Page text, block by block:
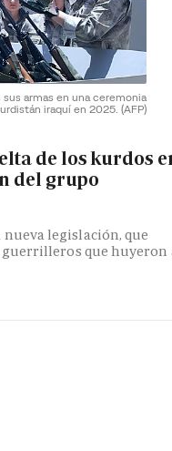
armas en una ceremonia
iraquí en 2025. (AFP)
de los kurdos
del grupo
legislación, que
que huyeron